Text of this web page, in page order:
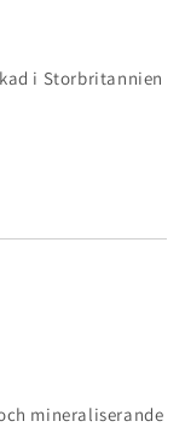
i Storbritannien
mineraliserande